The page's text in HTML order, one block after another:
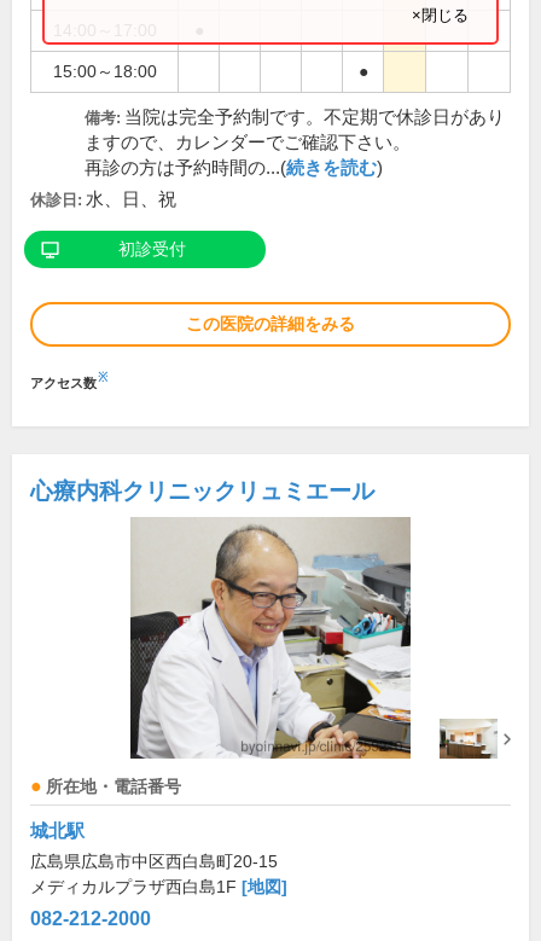
15:00～18:00 ●
×閉じる
備考: 当院は完全予約制です。不定期で休診日があり
ますので、カレンダーでご確認下さい。
再診の方は予約時間の...(続きを読む)
休診日: 水、日、祝
初診受付
この医院の詳細をみる
アクセス数※
心療内科クリニックリュミエール
所在地・電話番号
城北駅
広島県広島市中区西白島町20-15
メディカルプラザ西白島1F [地図]
082-212-2000